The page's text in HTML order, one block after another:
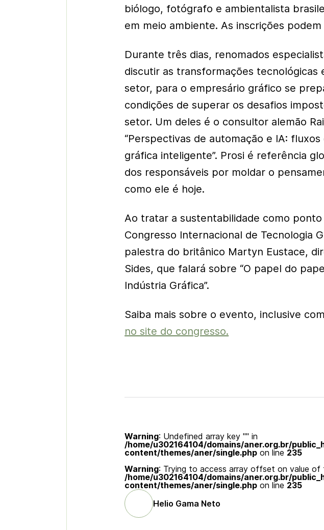
biólogo, fotógrafo e ambientalista
em meio ambiente. As inscrições
Durante três dias, renomados
discutir as transformações tecnológicas
setor, para o empresário gráfico se
condições de superar os desafios
setor. Um deles é o consultor alemão
“Perspectivas de automação e IA:
gráfica inteligente”. Prosi é referência
dos responsáveis por moldar o
como ele é hoje.
Ao tratar a sustentabilidade como
Congresso Internacional de Tecnologia
palestra do britânico Martyn Eustace,
Sides, que falará sobre “O papel do
Indústria Gráfica”.
Saiba mais sobre o evento, inclusive
no site do congresso.
Warning: Undefined array key "" in
/home/u302164104/domains/aner.org.br/
content/themes/aner/single.php on line 235
Warning: Trying to access array offset on value of
/home/u302164104/domains/aner.org.br/
content/themes/aner/single.php on line 235
Helio Gama Neto